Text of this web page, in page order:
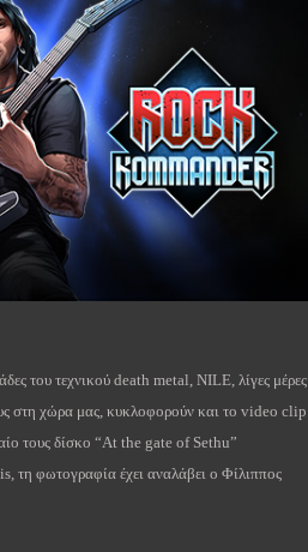
του τεχνικού death metal, NILE, λίγες μέρες
στη χώρα μας, κυκλοφορούν και το video clip
τους δίσκο “At the gate of Sethu”
τη φωτογραφία έχει αναλάβει ο Φίλιππος